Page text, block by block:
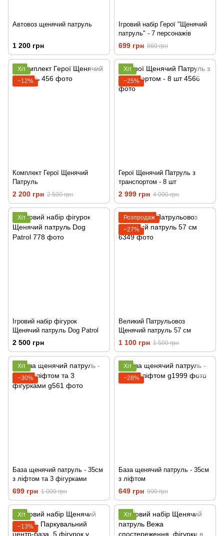
Автовоз щенячий патруль
1 200 грн
Ігровий набір Герої "Щенячий
патруль" - 7 персонажів
699 грн 860 грн
Хіт
−12%
Комплект Герої Щенячий
Патруль
2 200 грн 2 500 грн
Хіт
−25%
Герої Щенячий Патруль з
транспортом - 8 шт
2 999 грн 4 000 грн
Хіт
Ігровий набір фігурок
Щенячий патруль Dog Patrol
2 500 грн
Розпродаж
−27%
Великий Патрульовоз
Щенячий патруль 57 см
1 100 грн 1 500 грн
Хіт
−30%
База щенячий патруль - 35см
з ліфтом та 3 фігурками
699 грн 1 000 грн
Хіт
−28%
База щенячий патруль - 35см
з ліфтом
649 грн 900 грн
Хіт
−13%
Хіт